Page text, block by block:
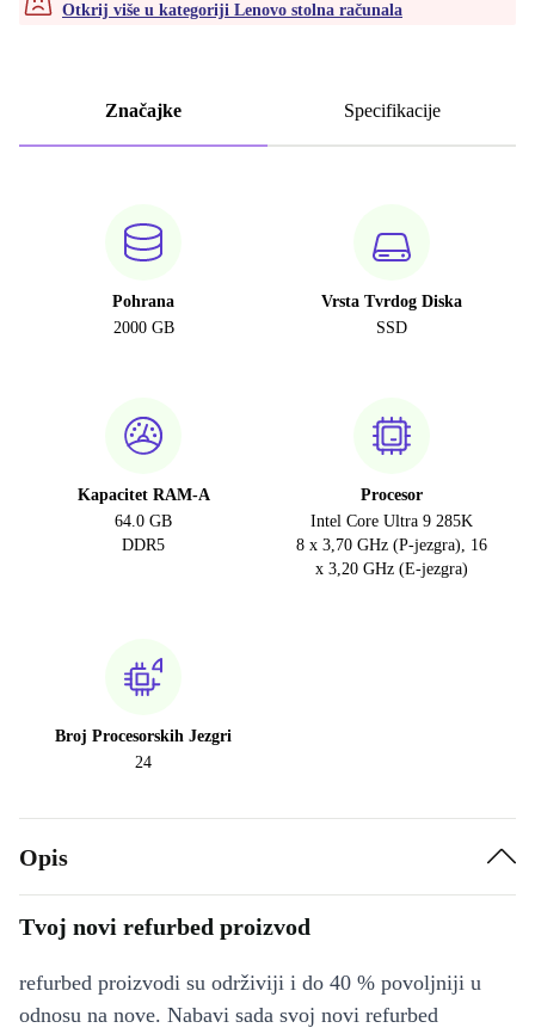
Otkrij više u kategoriji Lenovo stolna računala
Značajke Specifikacije
Pohrana
2000 GB
Vrsta Tvrdog Diska
SSD
Kapacitet RAM-A
64.0 GB
DDR5
Procesor
Intel Core Ultra 9 285K
8 x 3,70 GHz (P-jezgra), 16
x 3,20 GHz (E-jezgra)
Broj Procesorskih Jezgri
24
Opis
Tvoj novi refurbed proizvod
refurbed proizvodi su održiviji i do 40 % povoljniji u
odnosu na nove. Nabavi sada svoj novi refurbed